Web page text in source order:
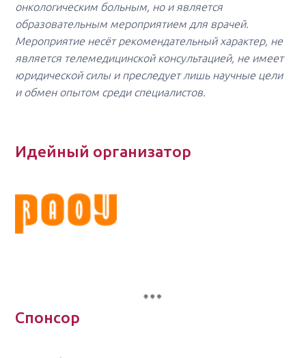
онкологическим больным, но и является
образовательным мероприятием для врачей.
Мероприятие несёт рекомендательный характер, не
является телемедицинской консультацией, не имеет
юридической силы и преследует лишь научные цели
и обмен опытом среди специалистов.
Идейный организатор
Спонсор